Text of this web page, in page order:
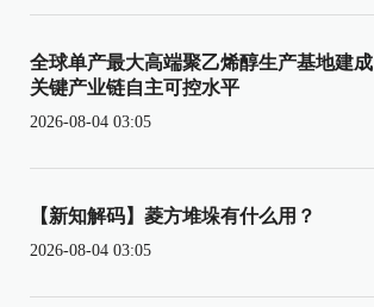
全球单产最大高端聚乙烯醇生产基地建
关键产业链自主可控水平
2026-08-04 03:05
【新知解码】菱方堆垛有什么用？
2026-08-04 03:05